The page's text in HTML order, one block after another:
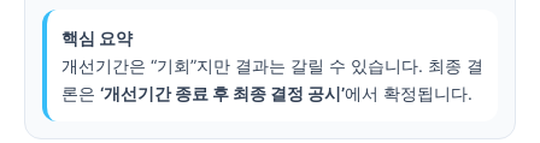
핵심 요약
개선기간은 “기회”지만 결과는 갈릴 수 있습니다. 최종 결
론은 ‘개선기간 종료 후 최종 결정 공시’에서 확정됩니다.